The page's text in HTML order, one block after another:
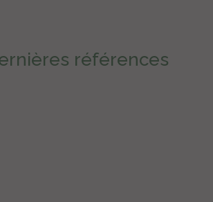
références